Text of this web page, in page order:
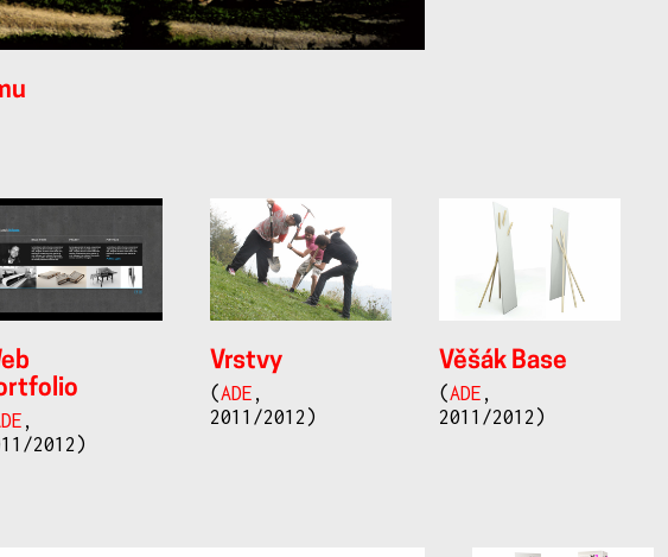
,
2012)
Vrstvy
(ADE ,
2011/2012)
Věšák Base
(ADE ,
2011/2012)